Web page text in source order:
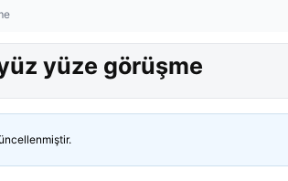
yüze görüşme